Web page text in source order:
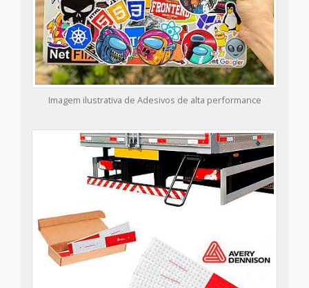
Imagem ilustrativa de Adesivos de alta performance